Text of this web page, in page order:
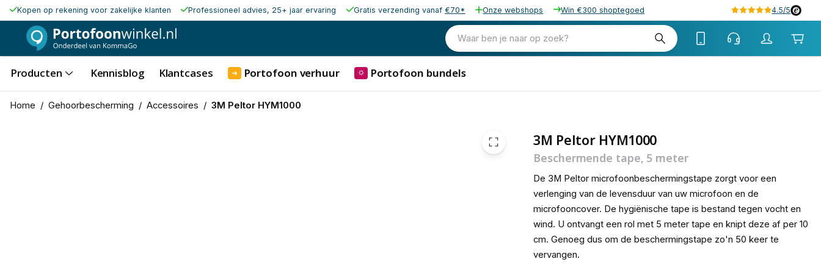
Kopen op rekening voor zakelijke klanten Professioneel advies, 25+ jaar ervaring Gratis verzending vanaf €70* Onze webshops Win €300 shoptegoed 4.5/5
Waar ben je naar op zoek?
Producten Kennisblog Klantcases ➜ Portofoon verhuur ⛭ Portofoon bundels
Home / Gehoorbescherming / Accessoires / 3M Peltor HYM1000
3M Peltor HYM1000
Beschermende tape, 5 meter
De 3M Peltor microfoonbeschermingstape zorgt voor een
verlenging van de levensduur van uw microfoon en de
microfooncover. De hygiënische tape is bestand tegen vocht en
wind. U ontvangt een rol met 5 meter tape en knipt deze af per 10
cm. Genoeg dus om de beschermingstape zo'n 50 keer te
vervangen.
35,27 excl. btw
42,68 incl. btw